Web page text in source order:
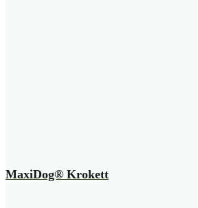
MaxiDog® Krokett